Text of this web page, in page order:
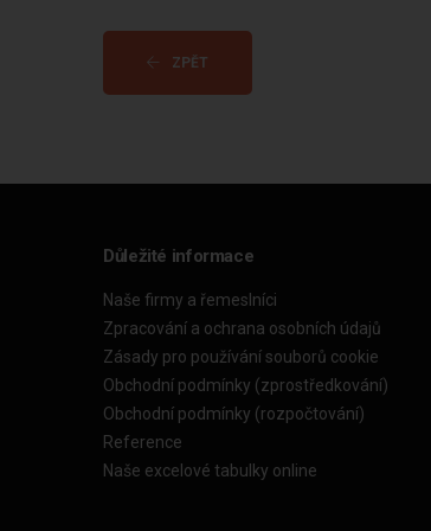
ZPĚT
Důležité informace
Naše firmy a řemeslníci
Zpracování a ochrana osobních údajů
Zásady pro používání souborů cookie
Obchodní podmínky (zprostředkování)
Obchodní podmínky (rozpočtování)
Reference
Naše excelové tabulky online